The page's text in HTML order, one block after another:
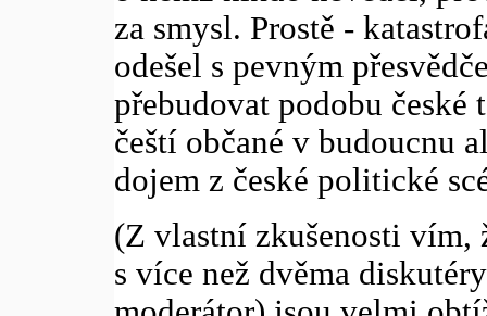
za smysl. Prostě -
odešel s pevným
přebudovat podobu
čeští občané v budoucnu
dojem z české politické
(Z vlastní zkušenosti vím,
s více než dvěma